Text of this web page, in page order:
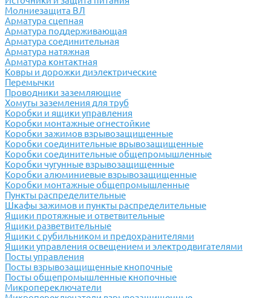
Молниезащита ВЛ
Арматура сцепная
Арматура поддерживающая
Арматура соединительная
Арматура натяжная
Арматура контактная
Ковры и дорожки диэлектрические
Перемычки
Проводники заземляющие
Хомуты заземления для труб
Коробки и ящики управления
Коробки монтажные огнестойкие
Коробки зажимов взрывозащищенные
Коробки соединительные врывозащищенные
Коробки соединительные общепромышленные
Коробки чугунные взрывозащищенные
Коробки алюминиевые взрывозащищенные
Коробки монтажные общепромышленные
Пункты распределительные
Шкафы зажимов и пункты распределительные
Ящики протяжные и ответвительные
Ящики разветвительные
Ящики с рубильником и предохранителями
Ящики управления освещением и электродвигателями
Посты управления
Посты взрывозащищенные кнопочные
Посты общепромышленные кнопочные
Микропереключатели